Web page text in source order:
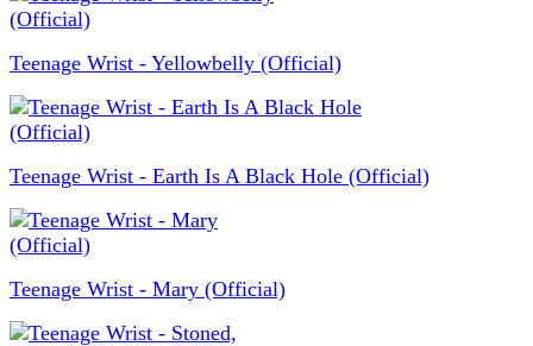
Teenage Wrist - Yellowbelly (Official)
Teenage Wrist - Earth Is A Black Hole (Official)
Teenage Wrist - Mary (Official)